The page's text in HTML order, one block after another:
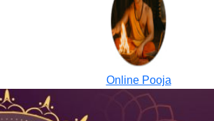
Online Pooja